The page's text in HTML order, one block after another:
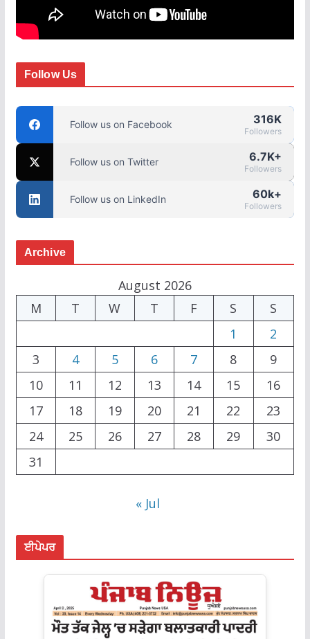
Follow Us
Follow us on Facebook 316K
Followers
Follow us on Twitter 6.7K+
Followers
Follow us on LinkedIn 60k+
Followers
Archive
August 2026
M
T W T F S
S
1
2
3
4 5 6 7 8
9
10
11 12 13 14 15
16
17
18 19 20 21 22
23
24
25 26 27 28 29
30
31
« Jul
ਈਪੇਪਰ